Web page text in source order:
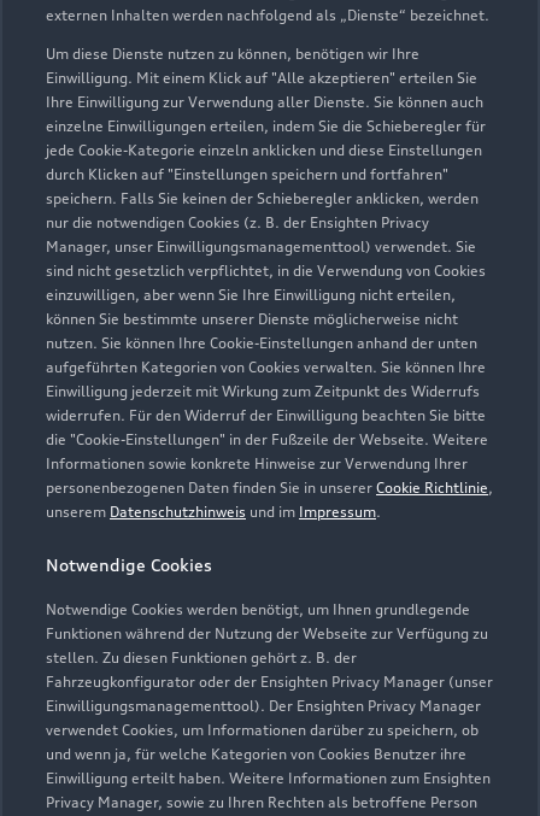
externen Inhalten werden nachfolgend als „Dienste“ bezeichnet.
Um diese Dienste nutzen zu können, benötigen wir Ihre
Einwilligung. Mit einem Klick auf "Alle akzeptieren" erteilen Sie
Ihre Einwilligung zur Verwendung aller Dienste. Sie können auch
einzelne Einwilligungen erteilen, indem Sie die Schieberegler für
jede Cookie-Kategorie einzeln anklicken und diese Einstellungen
durch Klicken auf "Einstellungen speichern und fortfahren"
speichern. Falls Sie keinen der Schieberegler anklicken, werden
nur die notwendigen Cookies (z. B. der Ensighten Privacy
Manager, unser Einwilligungsmanagementtool) verwendet. Sie
sind nicht gesetzlich verpflichtet, in die Verwendung von Cookies
einzuwilligen, aber wenn Sie Ihre Einwilligung nicht erteilen,
können Sie bestimmte unserer Dienste möglicherweise nicht
nutzen. Sie können Ihre Cookie-Einstellungen anhand der unten
aufgeführten Kategorien von Cookies verwalten. Sie können Ihre
Einwilligung jederzeit mit Wirkung zum Zeitpunkt des Widerrufs
widerrufen. Für den Widerruf der Einwilligung beachten Sie bitte
die "Cookie-Einstellungen" in der Fußzeile der Webseite. Weitere
Informationen sowie konkrete Hinweise zur Verwendung Ihrer
personenbezogenen Daten finden Sie in unserer Cookie Richtlinie,
unserem Datenschutzhinweis und im Impressum.
Notwendige Cookies
Notwendige Cookies werden benötigt, um Ihnen grundlegende
Funktionen während der Nutzung der Webseite zur Verfügung zu
stellen. Zu diesen Funktionen gehört z. B. der
Fahrzeugkonfigurator oder der Ensighten Privacy Manager (unser
Einwilligungsmanagementtool). Der Ensighten Privacy Manager
verwendet Cookies, um Informationen darüber zu speichern, ob
und wenn ja, für welche Kategorien von Cookies Benutzer ihre
Einwilligung erteilt haben. Weitere Informationen zum Ensighten
Privacy Manager, sowie zu Ihren Rechten als betroffene Person
Verkauf
Geschlossen,öffnet amFreitag 08:00
Service
Geschlossen,öffnet amFreitag 07:15
Teile- & Zubehörverkauf
Geschlossen,öffnet amFreitag 08:00
Zur Reparatur